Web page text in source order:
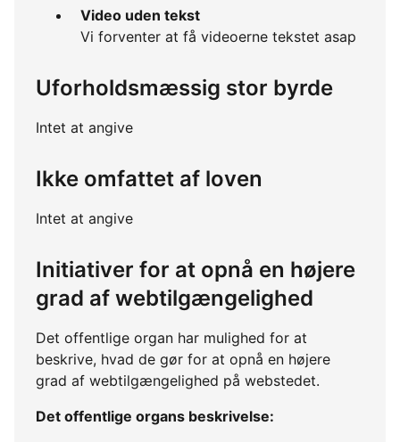
Video uden tekst
Vi forventer at få videoerne tekstet asap
Uforholdsmæssig stor byrde
Intet at angive
Ikke omfattet af loven
Intet at angive
Initiativer for at opnå en højere
grad af webtilgængelighed
Det offentlige organ har mulighed for at
beskrive, hvad de gør for at opnå en højere
grad af webtilgængelighed på webstedet.
Det offentlige organs beskrivelse: